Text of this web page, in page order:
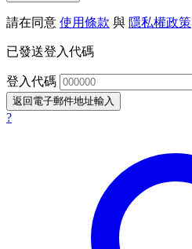
請在同意 使用條款 與 隱私權政策
已發送登入代碼
登入代碼
返回電子郵件地址輸入
?